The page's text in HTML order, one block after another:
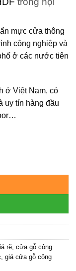
mực cửa thông
công nghiệp và
ở các nước tiên
ở Việt Nam, có
uy tín hàng đầu
lượng
rẽ cửa gỗ công
giá cửa gỗ công